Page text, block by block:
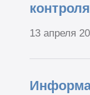
13 апреля